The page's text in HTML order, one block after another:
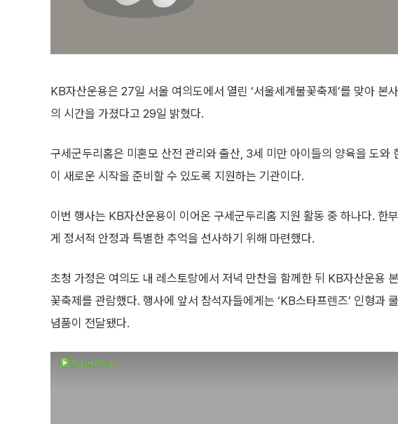
KB자산운용은 27일 서울 여의도에서 열린 ‘서울세계불꽃축제’를 맞아 본
의 시간을 가졌다고 29일 밝혔다.
구세군두리홈은 미혼모 산전 관리와 출산, 3세 미만 아이들의 양육을 도와
이 새로운 시작을 준비할 수 있도록 지원하는 기관이다.
이번 행사는 KB자산운용이 이어온 구세군두리홈 지원 활동 중 하나다. 한
게 정서적 안정과 특별한 추억을 선사하기 위해 마련했다.
초청 가정은 여의도 내 레스토랑에서 저녁 만찬을 함께한 뒤 KB자산운용
꽃축제를 관람했다. 행사에 앞서 참석자들에게는 ‘KB스타프렌즈’ 인형과
념품이 전달됐다.